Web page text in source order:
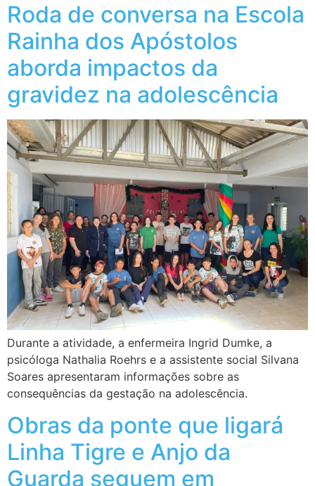
Roda de conversa na Escola
Rainha dos Apóstolos
aborda impactos da
gravidez na adolescência
Durante a atividade, a enfermeira Ingrid Dumke, a
psicóloga Nathalia Roehrs e a assistente social Silvana
Soares apresentaram informações sobre as
consequências da gestação na adolescência.
Obras da ponte que ligará
Linha Tigre e Anjo da
Guarda seguem em